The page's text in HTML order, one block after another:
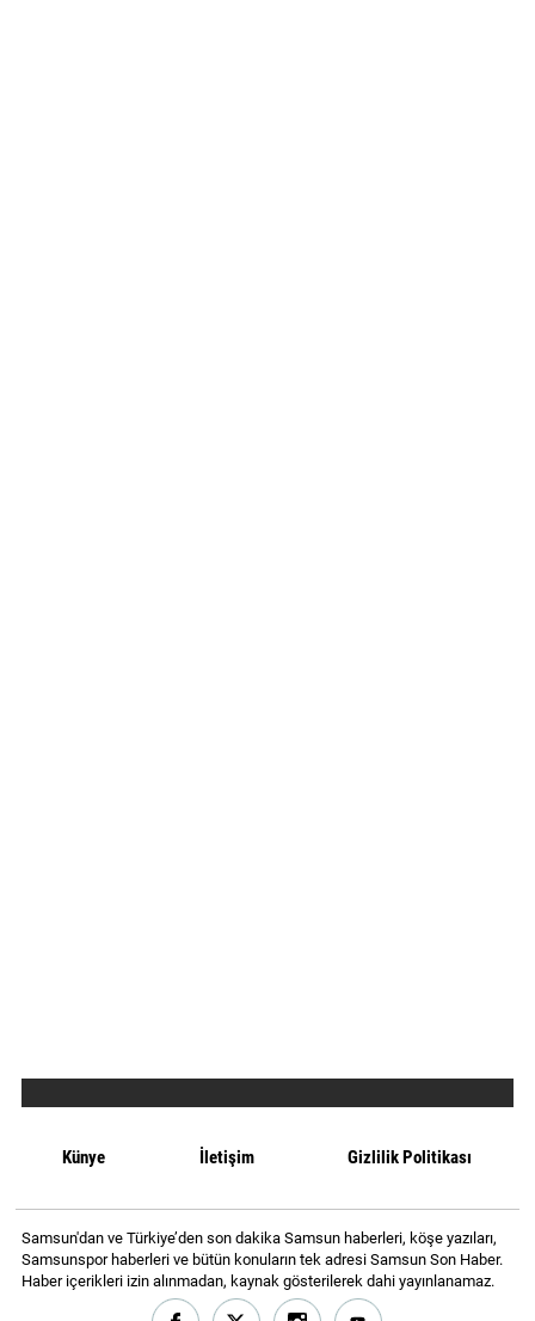
Künye İletişim Gizlilik Politikası
Samsun'dan ve Türkiye’den son dakika Samsun haberleri, köşe yazıları,
Samsunspor haberleri ve bütün konuların tek adresi Samsun Son Haber.
Haber içerikleri izin alınmadan, kaynak gösterilerek dahi yayınlanamaz.